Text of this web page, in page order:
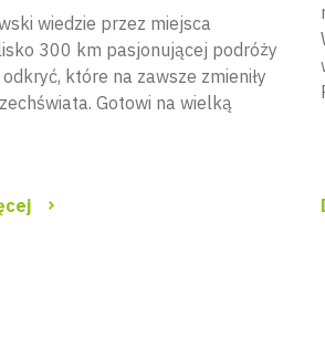
wiedzie przez miejsca
300 km pasjonującej podróży
które na zawsze zmieniły
Gotowi na wielką